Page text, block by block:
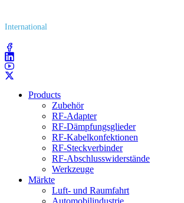
International
Products
Zubehör
RF-Adapter
RF-Dämpfungsglieder
RF-Kabelkonfektionen
RF-Steckverbinder
RF-Abschlusswiderstände
Werkzeuge
Märkte
Luft- und Raumfahrt
Automobilindustrie